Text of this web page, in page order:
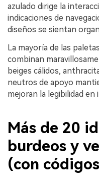
azulado dirige la
indicaciones de
diseños se sientan
La mayoría de las
combinan
beiges cálidos,
neutros de apoyo
mejoran la legibilidad en
Más de 20
burdeos y
(con